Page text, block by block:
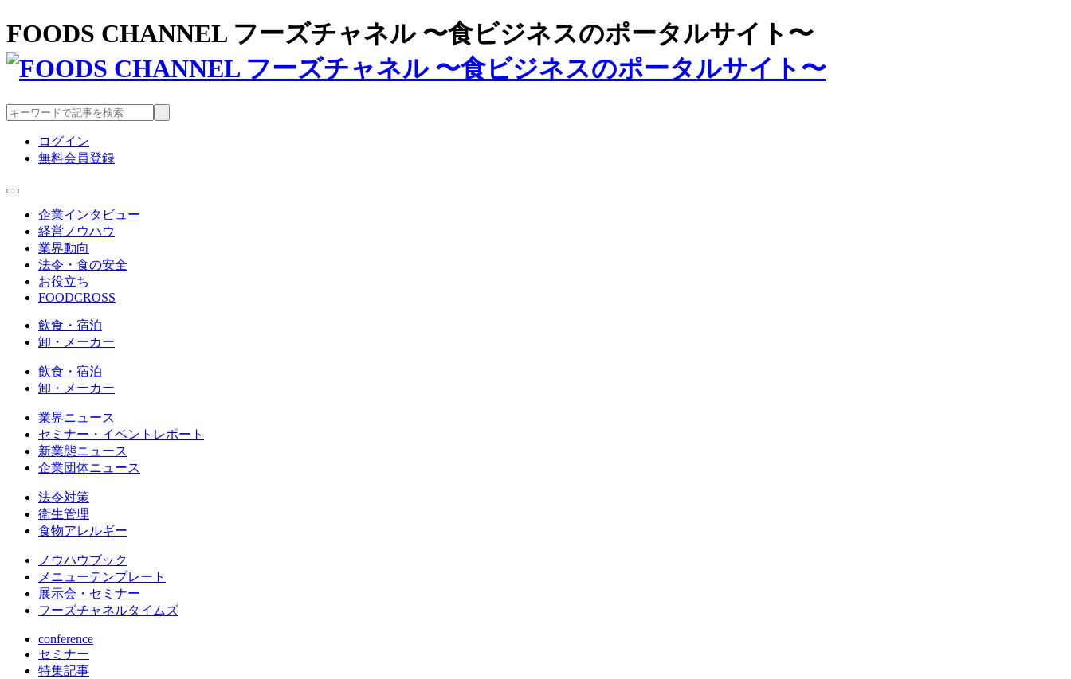
FOODS CHANNEL フーズチャネル 〜食ビジネスのポータルサイト〜
ログイン
無料会員登録
企業インタビュー
経営ノウハウ
業界動向
法令・食の安全
お役立ち
FOODCROSS
飲食・宿泊
卸・メーカー
飲食・宿泊
卸・メーカー
業界ニュース
セミナー・イベントレポート
新業態ニュース
企業団体ニュース
法令対策
衛生管理
食物アレルギー
ノウハウブック
メニューテンプレート
展示会・セミナー
フーズチャネルタイムズ
conference
セミナー
特集記事